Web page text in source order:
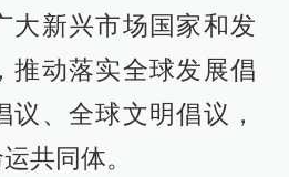
大新兴市场国家和发
推动落实全球发展倡
议、全球文明倡议，
共同体。